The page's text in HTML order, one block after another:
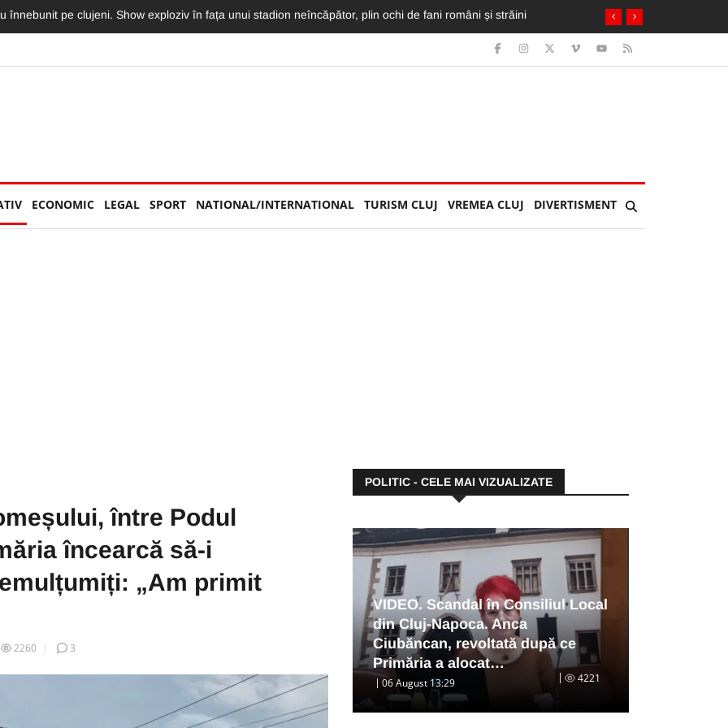
o declarație de dragoste greu de egalat. Vlad: „Mama, te iubesc mai mult ca pe «U»”
ECONOMIC LEGAL SPORT NATIONAL/INTERNATIONAL TURISM CLUJ VREMEA CLUJ DIVERTISMENT
între Podul
încearcă să-i
„Am primit
2260 3
POLITIC - CELE MAI VIZUALIZATE
VIDEO. Scandal în Consiliul Local
din Cluj-Napoca. Anca
Ciubăncan, revoltată după ce
Primăria a alocat…
06 August 13:29 4221